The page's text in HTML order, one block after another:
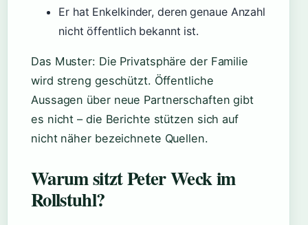
Er hat Enkelkinder, deren genaue Anzahl
nicht öffentlich bekannt ist.
Das Muster: Die Privatsphäre der Familie
wird streng geschützt. Öffentliche
Aussagen über neue Partnerschaften gibt
es nicht – die Berichte stützen sich auf
nicht näher bezeichnete Quellen.
Warum sitzt Peter Weck im
Rollstuhl?